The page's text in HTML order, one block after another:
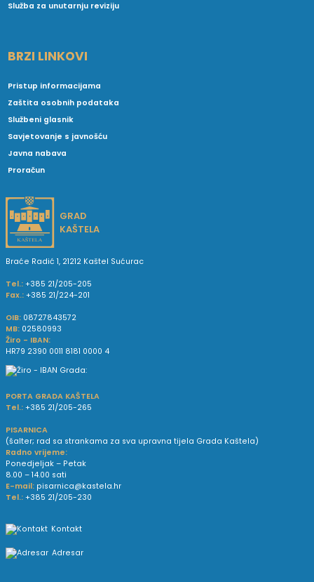
Služba za unutarnju reviziju
BRZI LINKOVI
Pristup informacijama
Zaštita osobnih podataka
Službeni glasnik
Savjetovanje s javnošću
Javna nabava
Proračun
GRAD
KAŠTELA
Braće Radić 1, 21212 Kaštel Sućurac
Tel.: +385 21/205-205
Fax.: +385 21/224-201
OIB: 08727843572
MB: 02580993
Žiro - IBAN:
HR79 2390 0011 8181 0000 4
PORTA GRADA KAŠTELA
Tel.: +385 21/205-265
PISARNICA
(šalter; rad sa strankama za sva upravna tijela Grada Kaštela)
Radno vrijeme:
Ponedjeljak – Petak
8.00 – 14.00 sati
E-mail: pisarnica@kastela.hr
Tel.: +385 21/205-230
Kontakt
Adresar